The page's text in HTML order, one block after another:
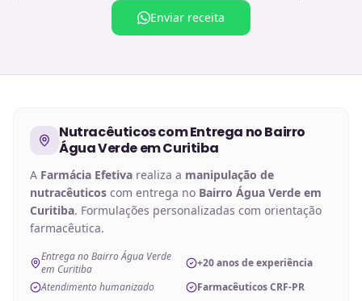
Enviar receita
Nutracêuticoscom Entrega noBairro
Água Verde em Curitiba
A Farmácia Efetiva realiza a manipulação de
nutracêuticos com entrega no Bairro Água Verde em
Curitiba. Formulações personalizadas com orientação
farmacêutica.
Entrega no Bairro Água Verde
em Curitiba
+20 anos de experiência
Atendimento humanizado
Farmacêuticos CRF-PR